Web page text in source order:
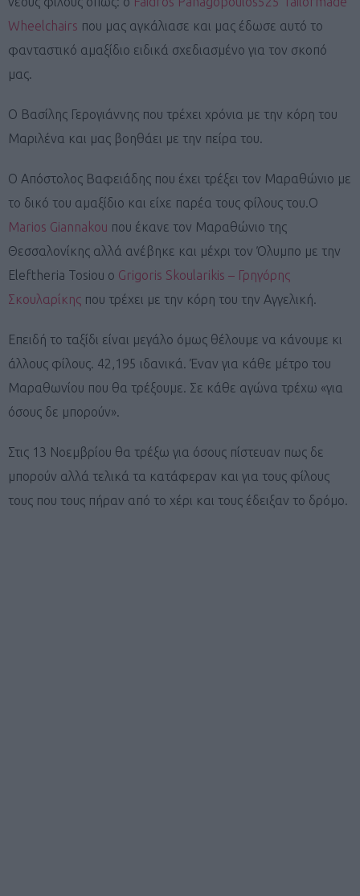
Wheelchairs που μας αγκάλιασε και μας έδωσε αυτό το
φανταστικό αμαξίδιο ειδικά σχεδιασμένο για τον σκοπό
μας.
Ο Βασίλης Γερογιάννης που τρέχει χρόνια με την κόρη του
Μαριλένα και μας βοηθάει με την πείρα του.
Ο Απόστολος Βαφειάδης που έχει τρέξει τον Μαραθώνιο με
το δικό του αμαξίδιο και είχε παρέα τους φίλους του.Ο
Marios Giannakou που έκανε τον Μαραθώνιο της
Θεσσαλονίκης αλλά ανέβηκε και μέχρι τον Όλυμπο με την
Eleftheria Tosiou ο Grigoris Skoularikis – Γρηγόρης
Σκουλαρίκης που τρέχει με την κόρη του την Αγγελική.
Επειδή το ταξίδι είναι μεγάλο όμως θέλουμε να κάνουμε κι
άλλους φίλους. 42,195 ιδανικά. Έναν για κάθε μέτρο του
Μαραθωνίου που θα τρέξουμε. Σε κάθε αγώνα τρέχω «για
όσους δε μπορούν».
Στις 13 Νοεμβρίου θα τρέξω για όσους πίστευαν πως δε
μπορούν αλλά τελικά τα κατάφεραν και για τους φίλους
τους που τους πήραν από το χέρι και τους έδειξαν το δρόμο.